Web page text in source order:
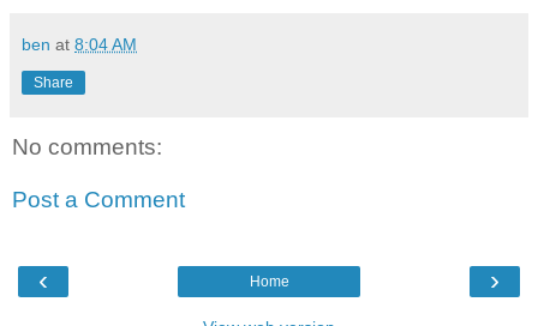
ben at 8:04 AM
Share
No comments:
Post a Comment
‹ ›
Home